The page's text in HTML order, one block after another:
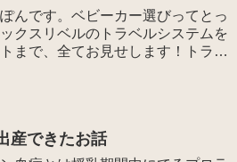
んです。ベビーカー選びってとっ
クスリベルのトラベルシステムを
まで、全てお見せします！トラ
産できたお話